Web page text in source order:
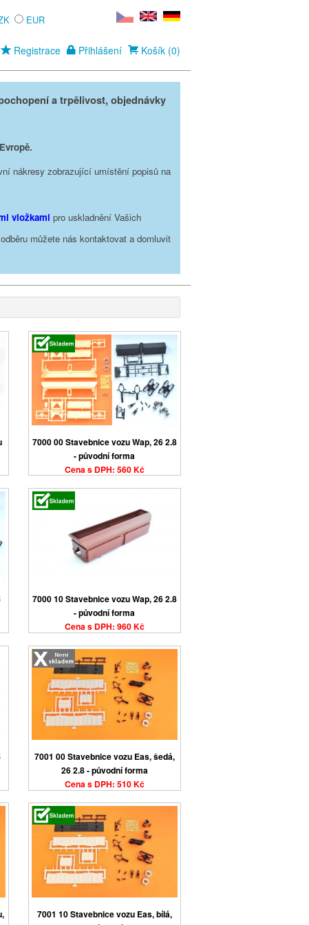
EUR
Registrace Přihlášení Košík (0)
a trpělivost, objednávky
nákresy zobrazující umístění popisů na
vložkami pro uskladnění Vašich
můžete nás kontaktovat a domluvit
7000 00 Stavebnice vozu Wap, 26 2.8
- původní forma
Cena s DPH: 560 Kč
7000 10 Stavebnice vozu Wap, 26 2.8
- původní forma
Cena s DPH: 960 Kč
7001 00 Stavebnice vozu Eas, šedá,
26 2.8 - původní forma
Cena s DPH: 510 Kč
7001 10 Stavebnice vozu Eas, bílá,